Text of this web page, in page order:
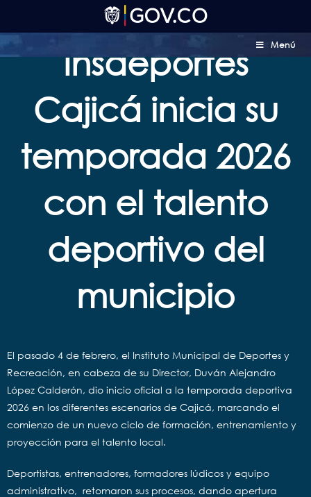
Menú
Insdeportes
Cajicá inicia su
temporada 2026
con el talento
deportivo del
municipio
El pasado 4 de febrero, el Instituto Municipal de Deportes y
Recreación, en cabeza de su Director, Duván Alejandro
López Calderón, dio inicio oficial a la temporada deportiva
2026 en los diferentes escenarios de Cajicá, marcando el
comienzo de un nuevo ciclo de formación, entrenamiento y
proyección para el talento local.
Deportistas, entrenadores, formadores lúdicos y equipo
administrativo, retomaron sus procesos, dando apertura